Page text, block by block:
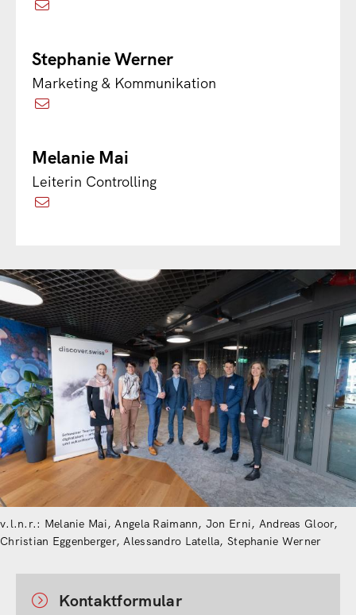
Stephanie Werner
Marketing & Kommunikation
Melanie Mai
Leiterin Controlling
v.l.n.r.: Melanie Mai, Angela Raimann, Jon Erni, Andreas Gloor,
Christian Eggenberger, Alessandro Latella, Stephanie Werner
Kontaktformular